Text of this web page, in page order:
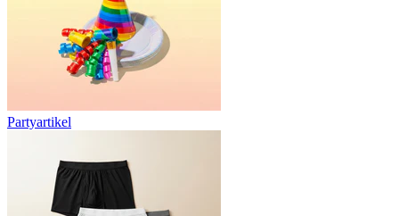
Partyartikel